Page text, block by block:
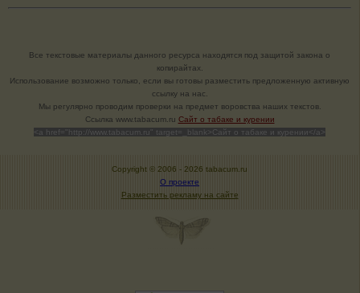
Все текстовые материалы данного ресурса находятся под защитой закона о
копирайтах.
Использование возможно только, если вы готовы разместить предложенную активную
ссылку на нас.
Мы регулярно проводим проверки на предмет воровства наших текстов.
Cсылка www.tabacum.ru Сайт о табаке и курении
<a href="http://www.tabacum.ru" target=_blank>Сайт о табаке и курении</a>
Copyright © 2006 - 2026 tabacum.ru
О проекте
Разместить рекламу на сайте